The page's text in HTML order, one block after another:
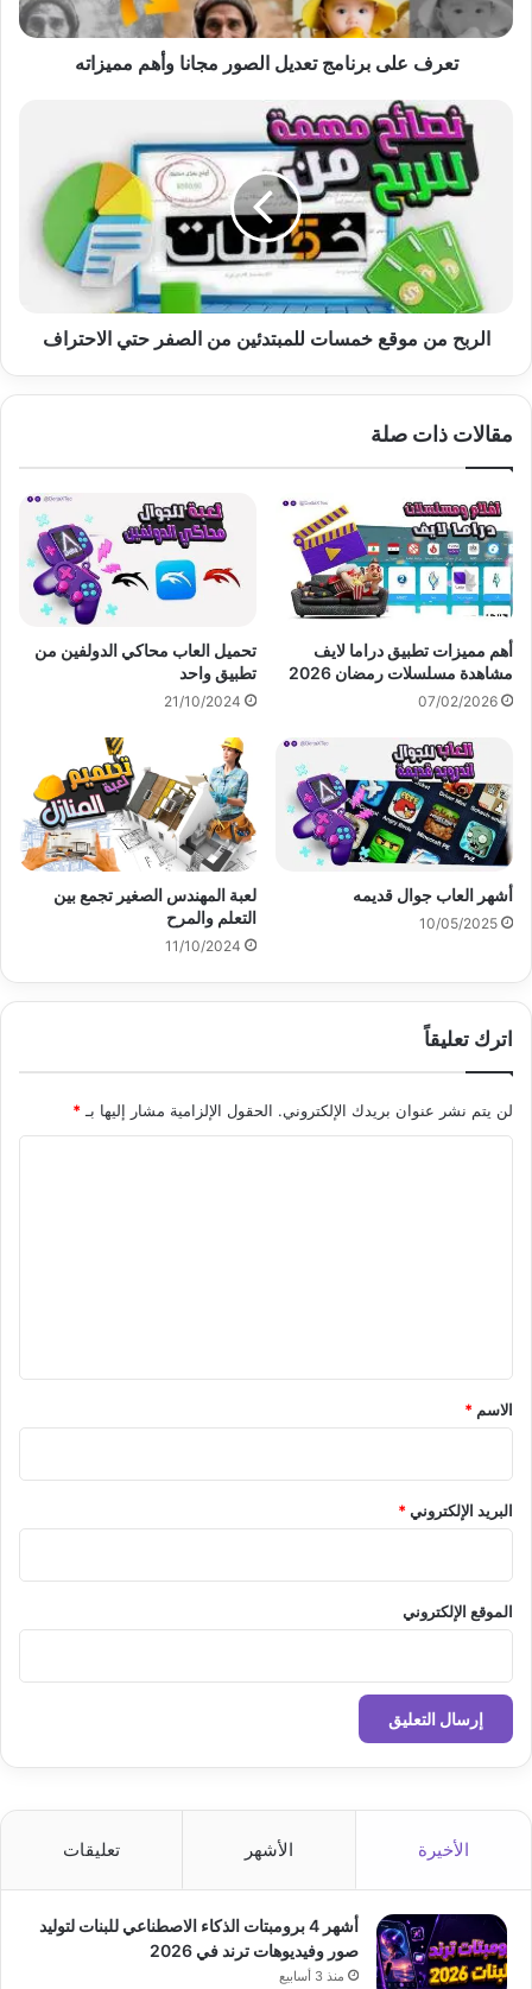
مميزاته
تعرف على برنامج تعديل الصور مجانا وأهم مميزاته
خمسات
الاحتراف
الربح من موقع خمسات للمبتدئين من الصفر حتي الاحتراف
مقالات ذات صلة
أهم مميزات تطبيق دراما لايف
مشاهدة مسلسلات رمضان 2026
07/02/2026
تحميل العاب محاكي الدولفين من
تطبيق واحد
21/10/2024
أشهر العاب جوال قديمه
10/05/2025
لعبة المهندس الصغير تجمع بين
التعلم والمرح
11/10/2024
اترك تعليقاً
لن يتم نشر عنوان بريدك الإلكتروني. الحقول الإلزامية مشار إليها بـ *
*
الاسم *
البريد الإلكتروني*
الموقع الإلكتروني
الأخيرة الأشهر تعليقات
أشهر 4 برومبتات الذكاء الاصطناعي للبنات لتوليد
صور وفيديوهات ترند في 2026
منذ 3 أسابيع